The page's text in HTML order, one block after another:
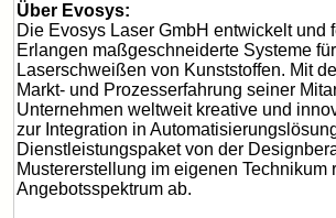
Über Evosys:
Die Evosys Laser GmbH entwickelt und
Erlangen maßgeschneiderte Systeme
Laserschweißen von Kunststoffen. Mit
Markt- und Prozesserfahrung seiner
Unternehmen weltweit kreative und
zur Integration in
Dienstleistungspaket von der
Mustererstellung im eigenen Technikum
Angebotsspektrum ab.